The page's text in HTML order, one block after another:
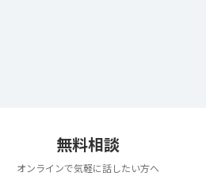
無料相談
オンラインで気軽に話したい方へ